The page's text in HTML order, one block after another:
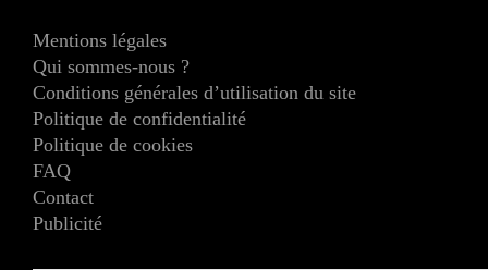
Mentions légales
Qui sommes-nous ?
Conditions générales d’utilisation du site
Politique de confidentialité
Politique de cookies
FAQ
Contact
Publicité